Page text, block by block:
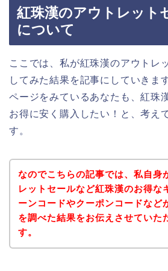
紅珠漢のアウトレット
について
ここでは、私が紅珠漢のアウトレ
してみた結果を記事にしていきま
ページをみているあなたも、紅珠
お得に安く購入したい！と、考え
す。
なのでこちらの記事では、私自身
レットセールなど紅珠漢のお得な
ーンコードやクーポンコードなど
を調べた結果をお伝えさせていた
す。